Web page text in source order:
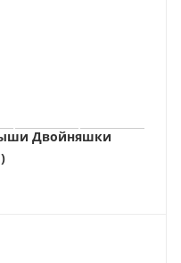
Двойняшки